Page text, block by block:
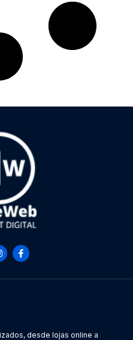
desde lojas online a